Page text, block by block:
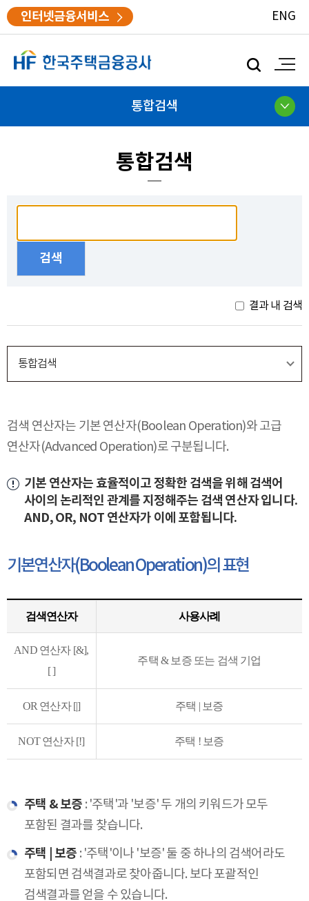
인터넷금융서비스 ENG
통합검색
통합검색
결과 내 검색
통합검색
검색 연산자는 기본 연산자(Boolean Operation)와 고급
연산자(Advanced Operation)로 구분됩니다.
기본 연산자는 효율적이고 정확한 검색을 위해 검색어
사이의 논리적인 관계를 지정해주는 검색 연산자 입니다.
AND, OR, NOT 연산자가 이에 포함됩니다.
기본연산자(Boolean Operation)의 표현
검색연산자 사용사례
AND 연산자 [&],
[ ]
주택 & 보증 또는 검색 기업
OR 연산자 [|] 주택 | 보증
NOT 연산자 [!] 주택 ! 보증
주택 & 보증 : '주택'과 '보증' 두 개의 키워드가 모두
포함된 결과를 찾습니다.
주택 | 보증 : '주택'이나 '보증' 둘 중 하나의 검색어라도
포함되면 검색결과로 찾아줍니다. 보다 포괄적인
검색결과를 얻을 수 있습니다.